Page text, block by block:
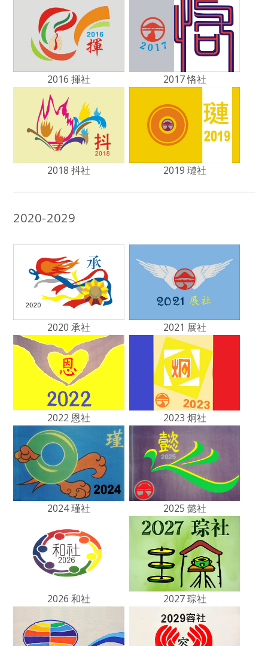
2016 揮社 2017 恪社
2018 抖社 2019 璉社
2020-2029
2020 承社 2021 展社
2022 恩社 2023 炯社
2024 瑾社 2025 懿社
2026 和社 2027 琮社